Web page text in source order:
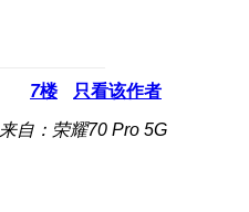
7楼 只看该作者
来自：荣耀70 Pro 5G